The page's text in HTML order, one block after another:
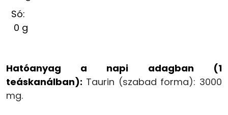
Só:
0 g
Hatóanyag a napi adagban (1
teáskanálban): Taurin (szabad forma): 3000
mg.